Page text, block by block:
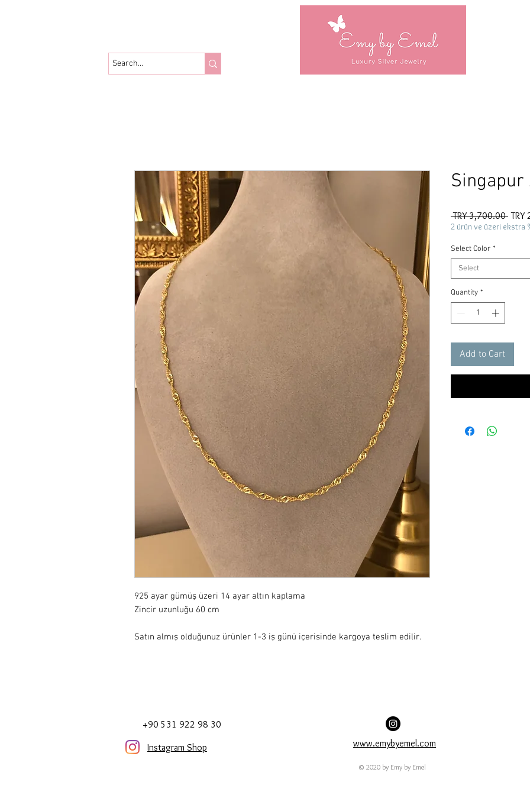
925 ayar gümüş üzeri 14 ayar altın kaplama
Zincir uzunluğu 60 cm
Satın almış olduğunuz ürünler 1-3 iş günü içerisinde kargoya teslim edilir.
Singapur
TRY 3,700.00
Price
2 ürün ve üzeri ekstra
Select Color *
Select
Quantity *
Add to Cart
+90 531 922 98 30
Instagram Shop www.emybyemel.com
© 2020 by Emy by Emel